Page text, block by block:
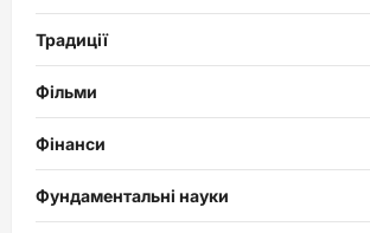
Традиції
Фільми
Фінанси
Фундаментальні науки